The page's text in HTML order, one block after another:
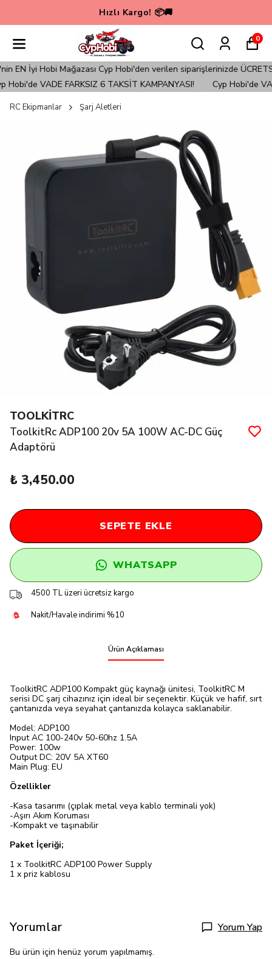
Hızlı Kargo! 📦🚚
0
İyi Hobi Mağazası Cyp Hobi'den verilen siparişlerinizde ÜCRETSİZ
VADE FARKSIZ 6 TAKSİT KAMPANYASI!
Cyp Hobi'de
RC Ekipmanlar Şarj Aletleri
TOOLKİTRC
ToolkitRc ADP100 20v 5A 100W AC-DC Güç
Adaptörü
₺ 3,450.00
SEPETE EKLE
WHATSAPP
4500 TL üzeri ücretsiz kargo
Nakit/Havale indirimi %10
Ürün Açıklaması
ToolkitRC ADP100 Kompakt güç kaynağı ünitesi, ToolkitRC M
serisi DC şarj cihazınız için ideal bir seçenektir. Küçük ve hafif, sırt
çantanızda veya seyahat çantanızda kolayca saklanabilir.
Model: ADP100
Input AC 100-240v 50-60hz 1.5A
Power: 100w
Output DC: 20V 5A XT60
Main Plug: EU
Özellikler
-Kasa tasarımı (çıplak metal veya kablo terminali yok)
-Aşırı Akım Koruması
-Kompakt ve taşınabilir
Paket İçeriği;
1 x ToolkitRC ADP100 Power Supply
1 x priz kablosu
Yorumlar Yorum Yap
Bu ürün için henüz yorum yapılmamış.